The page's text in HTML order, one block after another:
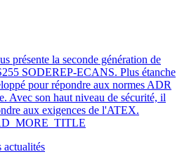
présente la seconde génération de
SODEREP-ECANS. Plus étanche
pour répondre aux normes ADR
Avec son haut niveau de sécurité, il
aux exigences de l'ATEX.
actualités